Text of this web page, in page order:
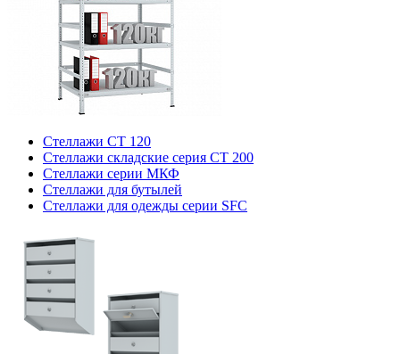
Стеллажи СТ 120
Стеллажи складские серия СТ 200
Стеллажи серии МКФ
Стеллажи для бутылей
Стеллажи для одежды серии SFC